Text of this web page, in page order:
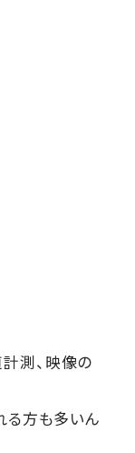
測、映像の
る方も多いん